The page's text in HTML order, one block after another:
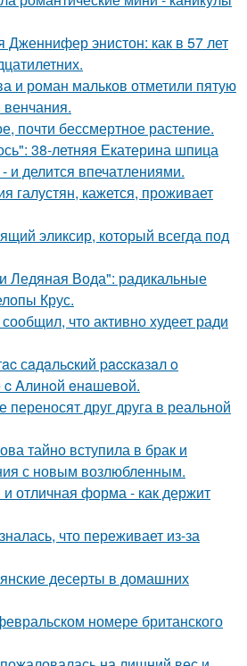
Дженнифер энистон: как в 57 лет
и роман мальков отметили пятую
почти бессмертное растение.
38-летняя Екатерина шпица
и делится впечатлениями.
галустян, кажется, проживает
эликсир, который всегда под
Ледяная Вода": радикальные
Крус.
что активно худеет ради
сaдaльcкий paccкaзaл o
c Aлинoй eнaшeвoй.
переносят друг друга в реальной
тайно вступила в брак и
с новым возлюбленным.
и отличная форма - как держит
что переживает из-за
десерты в домашних
номере британского